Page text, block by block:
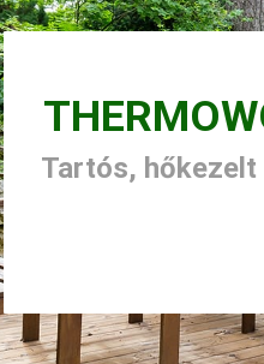
Tartós,